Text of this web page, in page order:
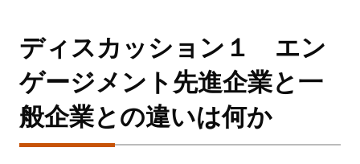
ディスカッション１ エン
ゲージメント先進企業と一
般企業との違いは何か